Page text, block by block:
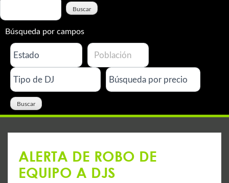
Búsqueda por campos
ALERTA DE ROBO DE
EQUIPO A DJS